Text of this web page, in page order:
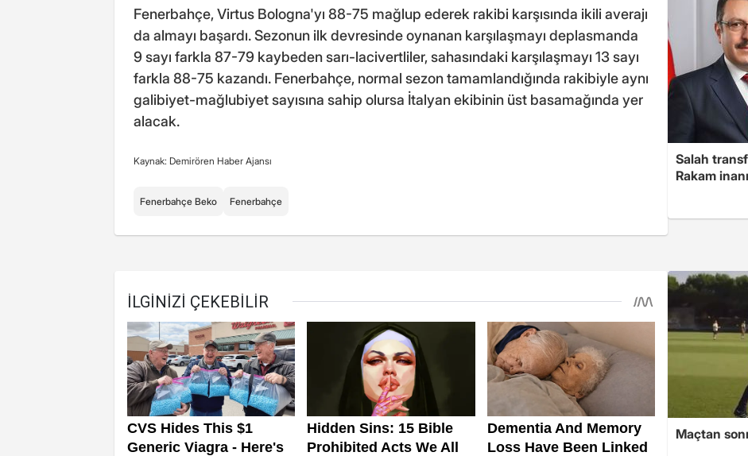
Fenerbahçe, Virtus Bologna'yı 88-75 mağlup ederek rakibi karşısında ikili averajı
da almayı başardı. Sezonun ilk devresinde oynanan karşılaşmayı deplasmanda
9 sayı farkla 87-79 kaybeden sarı-lacivertliler, sahasındaki karşılaşmayı 13 sayı
farkla 88-75 kazandı. Fenerbahçe, normal sezon tamamlandığında rakibiyle aynı
galibiyet-mağlubiyet sayısına sahip olursa İtalyan ekibinin üst basamağında yer
alacak.
Kaynak: Demirören Haber Ajansı
Fenerbahçe Beko Fenerbahçe
Salah
Rakam
Maçtan